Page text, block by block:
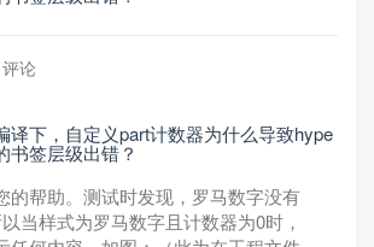
论
译下，自定义part计数器为什么导致hype
书签层级出错？
的帮助。测试时发现，罗马数字没有
当样式为罗马数字且计数器为0时，